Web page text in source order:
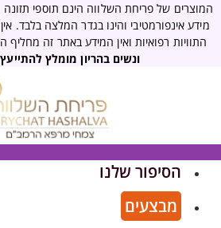
המוצרים של פריחת השלווה הינם תוספי תזונה
מידע אינפורמטיבי והינו בגדר המלצה בלבד.
התוויות רפואיות ואין המידע באתר זה
ונשים בהריון מומלץ
הסיפור שלנו
מבצעים